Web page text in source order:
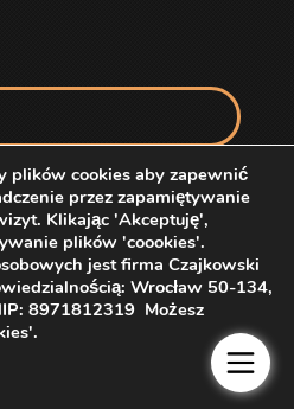
| CZAJKOWSKI SP. Z
plików cookies aby zapewnić
przez zapamiętywanie
Klikając 'Akceptuję',
plików 'coookies'.
jest firma Czajkowski
Wrocław 50-134,
8971812319 Możesz